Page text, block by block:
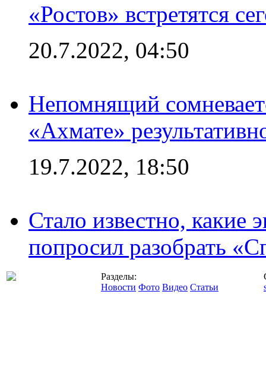
«Ростов» встретятся
20.7.2022, 04:50
Непомнящий
«Ахмате»
19.7.2022, 18:50
Стало известно, какие
попросил разобрать
Разделы:
Новости Фото Видео Статьи